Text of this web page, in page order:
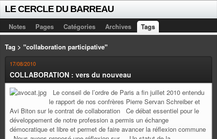
LE CERCLE DU BARREAU
Notes Pages Catégories Archives Tags
Tag > "collaboration participative"
17/08/2010
COLLABORATION : vers du nouveau
Le conseil de l’ordre de Paris a fin juillet 2010 entendu
le rapport de nos confrères Pierre Servan Schreiber et
Avi Biton sur le contrat de collaboration Ce débat essentiel pour le
développement de notre profession a permis un échange
démocratique et libre et permet de faire avancer la réflexion commune